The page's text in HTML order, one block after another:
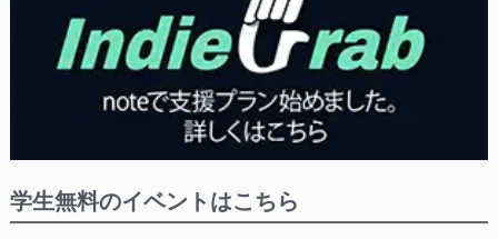
学生無料のイベントはこちら